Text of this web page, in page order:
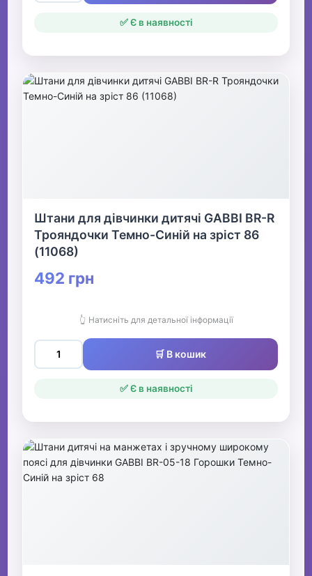
✅ Є в наявності
Штани для дівчинки дитячі GABBI BR-R
Трояндочки Темно-Синій на зріст 86
(11068)
492 грн
👆 Натисніть для детальної інформації
🛒 В кошик
✅ Є в наявності